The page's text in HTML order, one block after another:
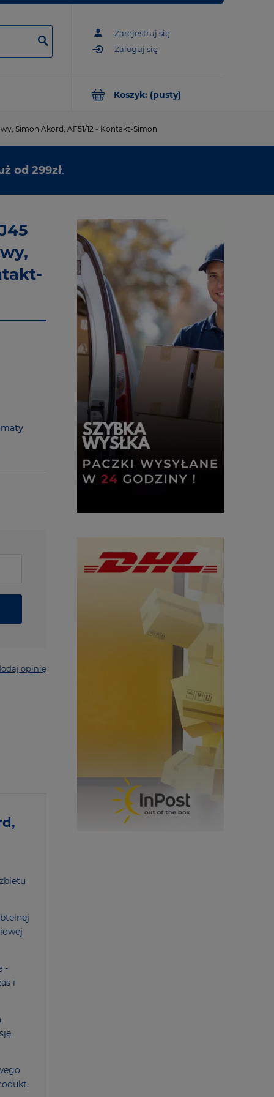
Zarejestruj się
Zaloguj się
Koszyk: (pusty)
Simon Akord, AF51/12 - Kontakt-Simon
od 299zł.
opinię
-
i